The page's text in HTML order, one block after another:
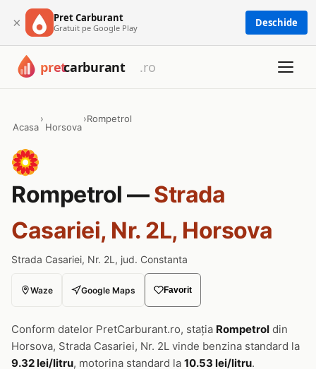
× Pret Carburant
Gratuit pe Google Play Deschide
Acasa
›
Horsova
›Rompetrol
Rompetrol —Strada
Casariei, Nr. 2L, Horsova
Strada Casariei, Nr. 2L, jud. Constanta
Waze Google Maps Favorit
Conform datelor PretCarburant.ro, stația Rompetrol din
Horsova, Strada Casariei, Nr. 2L vinde benzina standard la
9.32 lei/litru, motorina standard la 10.53 lei/litru.